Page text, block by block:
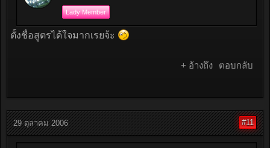
Lady Member
ตั้งชื่อสูตรได้ใจมากเรยจ้ะ
+ อ้างถึง ตอบกลับ
29 ตุลาคม 2006 #11